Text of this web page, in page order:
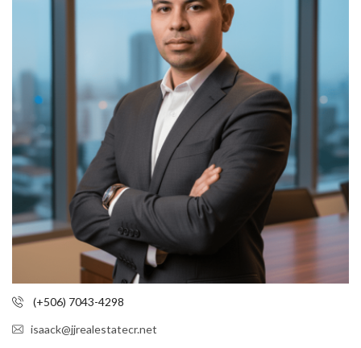
(+506) 7043-4298
isaack@jjrealestatecr.net